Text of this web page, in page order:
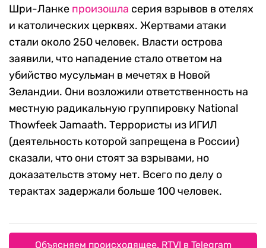
Шри-Ланке произошла серия взрывов в отелях
и католических церквях. Жертвами атаки
стали около 250 человек. Власти острова
заявили, что нападение стало ответом на
убийство мусульман в мечетях в Новой
Зеландии. Они возложили ответственность на
местную радикальную группировку National
Thowfeek Jamaath. Террористы из ИГИЛ
(деятельность которой запрещена в России)
сказали, что они стоят за взрывами, но
доказательств этому нет. Всего по делу о
терактах задержали больше 100 человек.
Объясняем происходящее. RTVI в Telegram